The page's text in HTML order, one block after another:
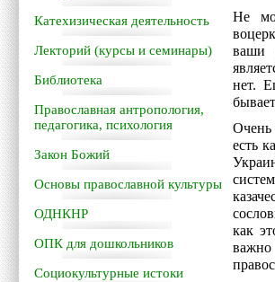
Катехизическая деятельность
Лекторий (курсы и семинары)
Библиотека
Православная антропология,
педагогика, психология
Закон Божий
Основы православной культуры
ОДНКНР
ОПК для дошкольников
Социокультурные истоки
Не
ваши
нет.
Очень
есть
как